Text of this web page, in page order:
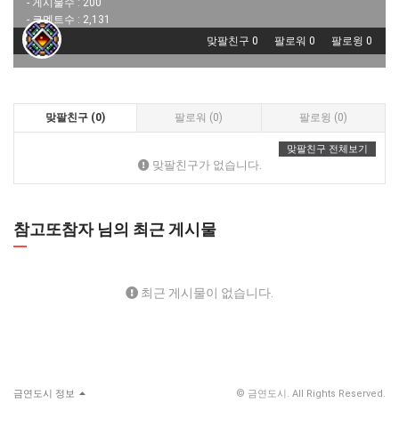
- 게시물수 : 200
- 코멘트수 : 2,131
맞팔친구 0
팔로워 0 팔로윙 0
맞팔친구 (0) 팔로워 (0) 팔로윙 (0)
맞팔친구 전체보기
맞팔친구가 없습니다.
참고또참자 님의 최근 게시물
최근 게시물이 없습니다.
금연도시 정보 © 금연도시. All Rights Reserved.